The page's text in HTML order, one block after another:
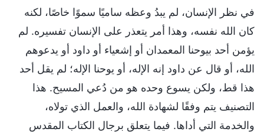
في نظر الإنسان، لم يبدُ وعظه ساميًا سموًا خاصًا، لكنه
كان الله نفسه، وهذا أمر يتعذر على الإنسان تفسيره. لم
يؤمن أحد بيوحنا المعمدان أو إشعياء أو داود أو يدعوهم
الله، أو قال عن داود إنه الإله، أو يوحنا الإله؛ لم يقل أحد
هذا قط، ولكن يسوع وحده هو من دُعي المسيح. هذا
التصنيف يتم وفقًا لشهادة الله، والعمل الذي تولاه،
والخدمة التي أداها. فيما يتعلق برجال الكتاب المقدس